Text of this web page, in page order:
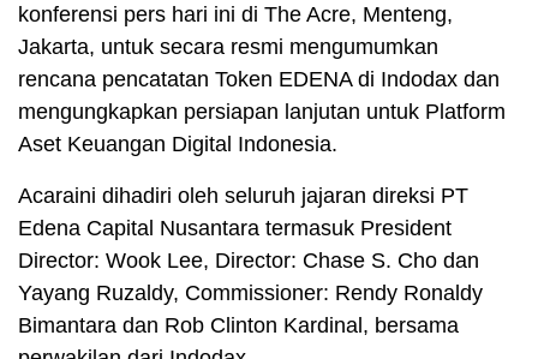
konferensi pers hari ini di The Acre, Menteng,
Jakarta, untuk secara resmi mengumumkan
rencana pencatatan Token EDENA di Indodax dan
mengungkapkan persiapan lanjutan untuk Platform
Aset Keuangan Digital Indonesia.
Acaraini dihadiri oleh seluruh jajaran direksi PT
Edena Capital Nusantara termasuk President
Director: Wook Lee, Director: Chase S. Cho dan
Yayang Ruzaldy, Commissioner: Rendy Ronaldy
Bimantara dan Rob Clinton Kardinal, bersama